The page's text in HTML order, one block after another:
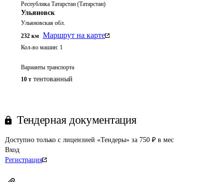
Республика Татарстан (Татарстан)
Ульяновск
Ульяновская обл.
232 км Маршрут на карте
Кол-во машин: 1
Варианты транспорта
10 т тентованный
Тендерная документация
Доступно только с лицензией «Тендеры» за 750 ₽ в мес
Вход
Регистрация